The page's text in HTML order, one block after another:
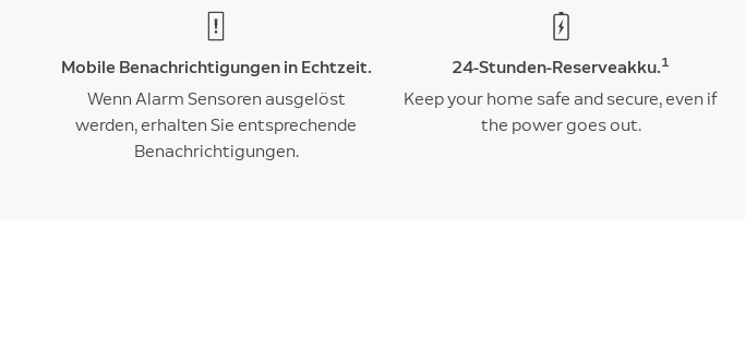
Mobile Benachrichtigungen in Echtzeit.
Wenn Alarm Sensoren ausgelöst
werden, erhalten Sie entsprechende
Benachrichtigungen.
24-Stunden-Reserveakku.1
Keep your home safe and secure, even if
the power goes out.